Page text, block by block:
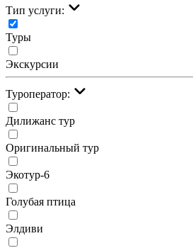
Тип услуги:
Туры
Экскурсии
Туроператор:
Дилижанс тур
Оригинальный тур
Экотур-6
Голубая птица
Элдиви